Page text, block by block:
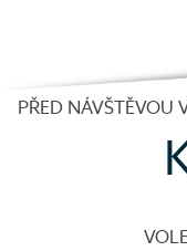
PŘED NÁVŠTĚVOU